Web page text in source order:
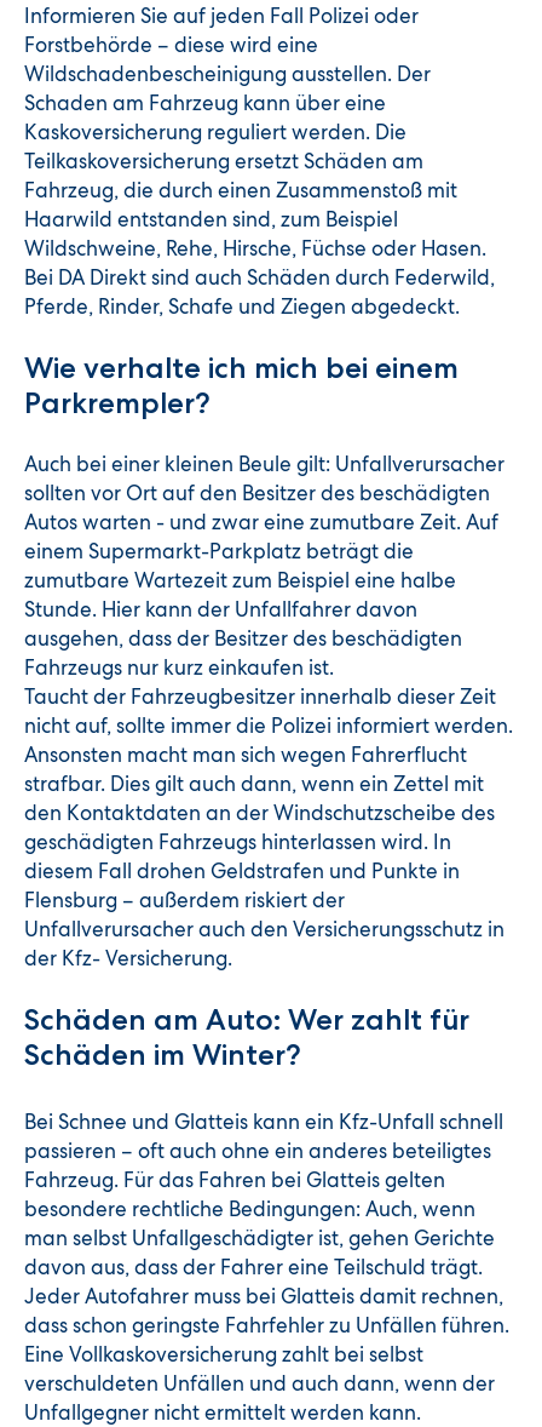
Informieren Sie auf jeden Fall Polizei oder
Forstbehörde – diese wird eine
Wildschadenbescheinigung ausstellen. Der
Schaden am Fahrzeug kann über eine
Kaskoversicherung reguliert werden. Die
Teilkaskoversicherung ersetzt Schäden am
Fahrzeug, die durch einen Zusammenstoß mit
Haarwild entstanden sind, zum Beispiel
Wildschweine, Rehe, Hirsche, Füchse oder Hasen.
Bei DA Direkt sind auch Schäden durch Federwild,
Pferde, Rinder, Schafe und Ziegen abgedeckt.
Wie verhalte ich mich bei einem
Parkrempler?
Auch bei einer kleinen Beule gilt: Unfallverursacher
sollten vor Ort auf den Besitzer des beschädigten
Autos warten - und zwar eine zumutbare Zeit. Auf
einem Supermarkt-Parkplatz beträgt die
zumutbare Wartezeit zum Beispiel eine halbe
Stunde. Hier kann der Unfallfahrer davon
ausgehen, dass der Besitzer des beschädigten
Fahrzeugs nur kurz einkaufen ist.
Taucht der Fahrzeugbesitzer innerhalb dieser Zeit
nicht auf, sollte immer die Polizei informiert werden.
Ansonsten macht man sich wegen Fahrerflucht
strafbar. Dies gilt auch dann, wenn ein Zettel mit
den Kontaktdaten an der Windschutzscheibe des
geschädigten Fahrzeugs hinterlassen wird. In
diesem Fall drohen Geldstrafen und Punkte in
Flensburg – außerdem riskiert der
Unfallverursacher auch den Versicherungsschutz in
der Kfz- Versicherung.
Schäden am Auto: Wer zahlt für
Schäden im Winter?
Bei Schnee und Glatteis kann ein Kfz-Unfall schnell
passieren – oft auch ohne ein anderes beteiligtes
Fahrzeug. Für das Fahren bei Glatteis gelten
besondere rechtliche Bedingungen: Auch, wenn
man selbst Unfallgeschädigter ist, gehen Gerichte
davon aus, dass der Fahrer eine Teilschuld trägt.
Jeder Autofahrer muss bei Glatteis damit rechnen,
dass schon geringste Fahrfehler zu Unfällen führen.
Eine Vollkaskoversicherung zahlt bei selbst
verschuldeten Unfällen und auch dann, wenn der
Unfallgegner nicht ermittelt werden kann.